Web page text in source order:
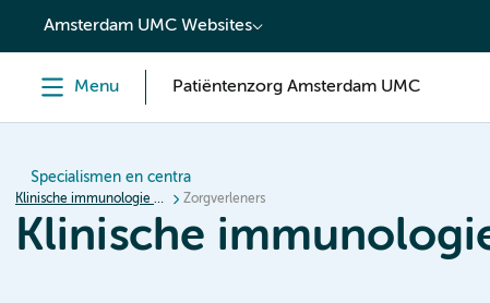
content
Amsterdam UMC Websites
Menu Patiëntenzorg Amsterdam UMC
Specialismen en centra
Klinische immunologie en allergologie Zorgverleners
Klinische